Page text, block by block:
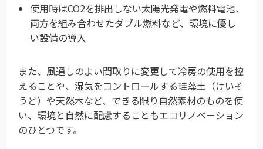
使用時はCO2を排出しない太陽光発電や燃料電池、
両方を組み合わせたダブル燃料など、環境に優し
い設備の導入
また、風通しのよい間取りに変更して冷房の使用を控
えることや、湿気をコントロールする珪藻土（けいそ
うど）や天然木など、できる限り自然素材のものを使
い、環境と自然に配慮することもエコリノベーション
のひとつです。